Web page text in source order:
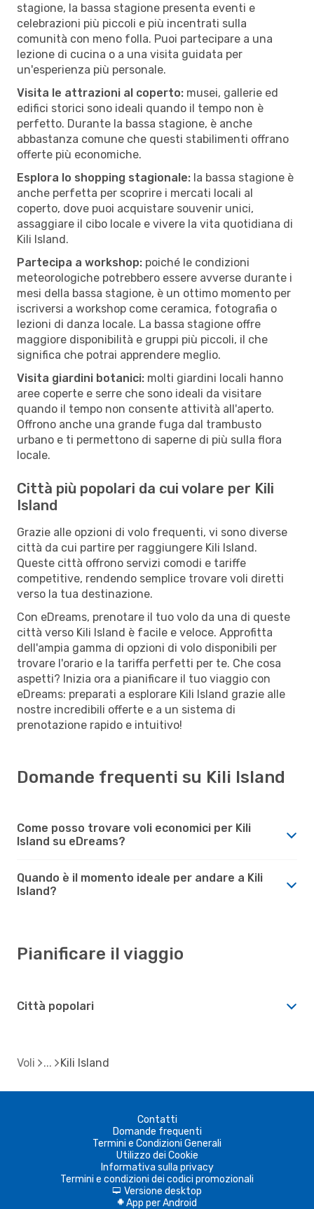
stagione, la bassa stagione presenta eventi e
celebrazioni più piccoli e più incentrati sulla
comunità con meno folla. Puoi partecipare a una
lezione di cucina o a una visita guidata per
un'esperienza più personale.
Visita le attrazioni al coperto: musei, gallerie ed
edifici storici sono ideali quando il tempo non è
perfetto. Durante la bassa stagione, è anche
abbastanza comune che questi stabilimenti offrano
offerte più economiche.
Esplora lo shopping stagionale: la bassa stagione è
anche perfetta per scoprire i mercati locali al
coperto, dove puoi acquistare souvenir unici,
assaggiare il cibo locale e vivere la vita quotidiana di
Kili Island.
Partecipa a workshop: poiché le condizioni
meteorologiche potrebbero essere avverse durante i
mesi della bassa stagione, è un ottimo momento per
iscriversi a workshop come ceramica, fotografia o
lezioni di danza locale. La bassa stagione offre
maggiore disponibilità e gruppi più piccoli, il che
significa che potrai apprendere meglio.
Visita giardini botanici: molti giardini locali hanno
aree coperte e serre che sono ideali da visitare
quando il tempo non consente attività all'aperto.
Offrono anche una grande fuga dal trambusto
urbano e ti permettono di saperne di più sulla flora
locale.
Città più popolari da cui volare per Kili
Island
Grazie alle opzioni di volo frequenti, vi sono diverse
città da cui partire per raggiungere Kili Island.
Queste città offrono servizi comodi e tariffe
competitive, rendendo semplice trovare voli diretti
verso la tua destinazione.
Con eDreams, prenotare il tuo volo da una di queste
città verso Kili Island è facile e veloce. Approfitta
dell'ampia gamma di opzioni di volo disponibili per
trovare l'orario e la tariffa perfetti per te. Che cosa
aspetti? Inizia ora a pianificare il tuo viaggio con
eDreams: preparati a esplorare Kili Island grazie alle
nostre incredibili offerte e a un sistema di
prenotazione rapido e intuitivo!
Domande frequenti su Kili Island
Come posso trovare voli economici per Kili
Island su eDreams?
Quando è il momento ideale per andare a Kili
Island?
Pianificare il viaggio
Città popolari
Voli Kili Island
Contatti
Domande frequenti
Termini e Condizioni Generali
Utilizzo dei Cookie
Informativa sulla privacy
Termini e condizioni dei codici promozionali
d Versione desktop
A App per Android